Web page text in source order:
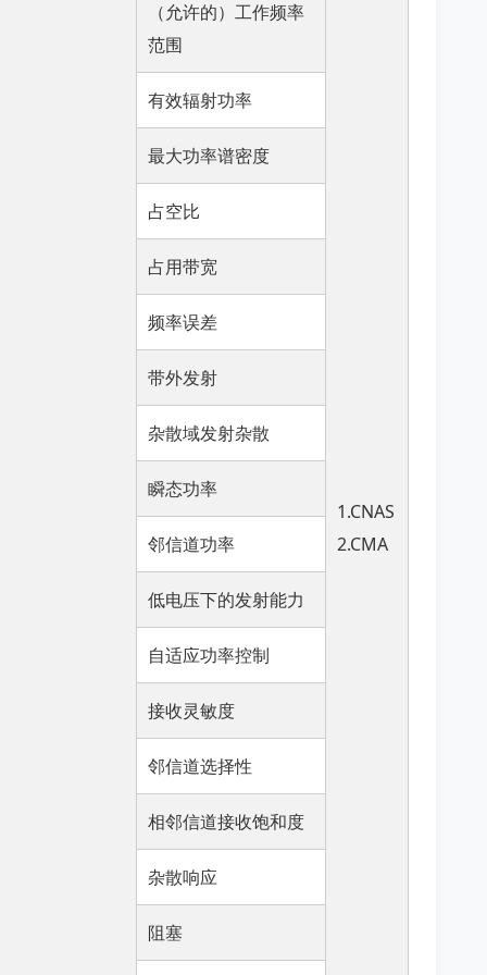
（允许的）工作频率
范围
1.CNAS
2.CMA
有效辐射功率
最大功率谱密度
占空比
占用带宽
频率误差
带外发射
杂散域发射杂散
瞬态功率
邻信道功率
低电压下的发射能力
自适应功率控制
接收灵敏度
邻信道选择性
相邻信道接收饱和度
杂散响应
阻塞